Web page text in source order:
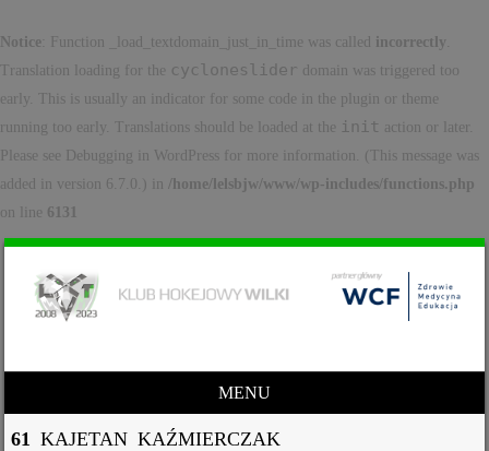
Notice : Function _load_textdomain_just_in_time was called incorrectly
Translation loading for the cycloneslider domain was triggered too
early. This is usually an indicator for some code in the plugin or theme
running too early. Translations should be loaded at the init action or later.
Please see
Debugging in WordPress for more information. (This message was
added in version 6.7.0.) in /home/lelsbjw/www/wp-includes/functions.php
on line 6131
MENU
61 KAJETAN KAŹMIERCZAK